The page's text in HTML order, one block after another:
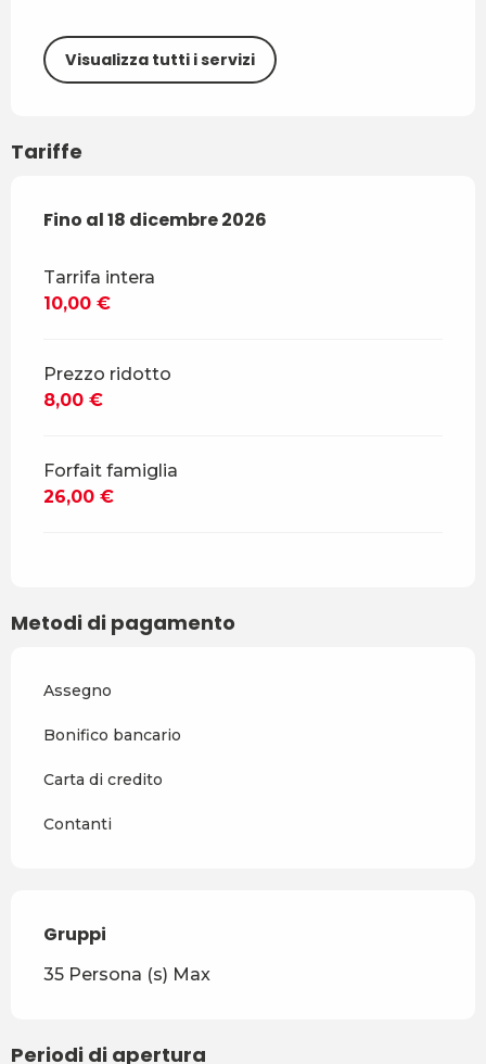
Visualizza tutti i servizi
Tariffe
Dal4 ottobre 2025al18 dicembre 2026
Fino al18 dicembre 2026
Tarrifa intera
10,00 €
Prezzo ridotto
8,00 €
Forfait famiglia
26,00 €
Metodi di pagamento
Assegno
Bonifico bancario
Carta di credito
Contanti
Gruppi
Gruppi
35 Persona (s) Max
Periodi di apertura